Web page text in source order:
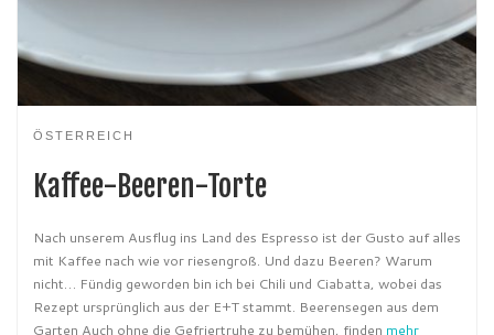
ÖSTERREICH
Kaffee-Beeren-Torte
Nach unserem Ausflug ins Land des Espresso ist der Gusto auf alles
mit Kaffee nach wie vor riesengroß. Und dazu Beeren? Warum
nicht… Fündig geworden bin ich bei Chili und Ciabatta, wobei das
Rezept ursprünglich aus der E+T stammt. Beerensegen aus dem
Garten Auch ohne die Gefriertruhe zu bemühen, finden mehr